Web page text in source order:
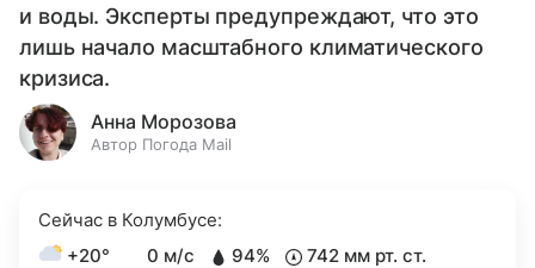
и воды. Эксперты предупреждают, что это
лишь начало масштабного климатического
кризиса.
Анна Морозова
Автор Погода Mail
Сейчас в Колумбусе:
+20°
0 м/с 94%
742 мм рт. ст.